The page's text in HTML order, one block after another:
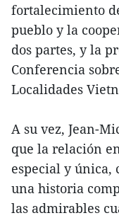
fortalecimiento
pueblo y la
dos partes, y la
Conferencia
Localidades
A su vez, Jean-
que la relación
especial y única,
una historia
las admirables